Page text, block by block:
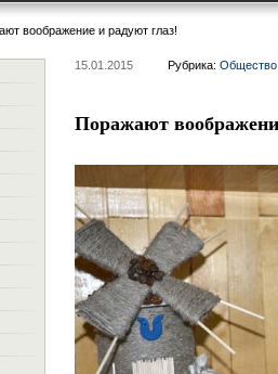
воображение и радуют глаз!
15.01.2015 Рубрика: Общество
Поражают